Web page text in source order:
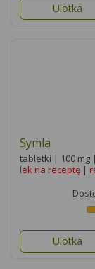
Ulotka
Symla
tabletki | 100 mg
lek na receptę |
Ulotka